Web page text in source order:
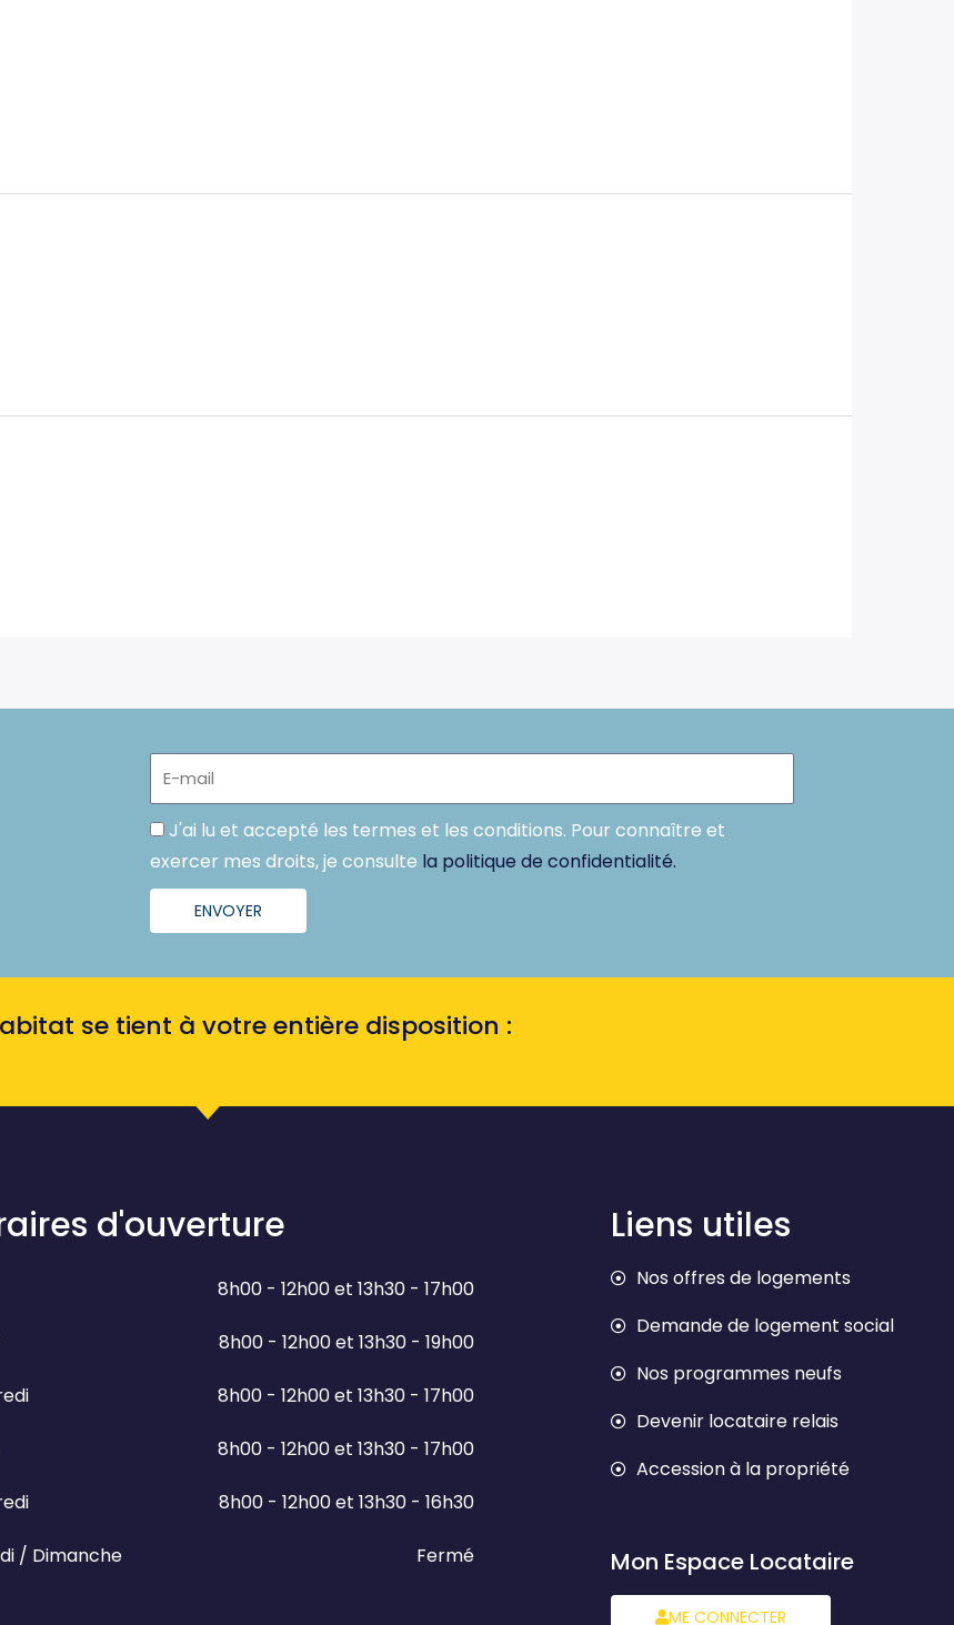
E-
mail
Politique
J'ai lu et accepté les termes et les conditions. Pour connaître et
exercer mes droits, je consulte la politique de confidentialité.
ENVOYER
se tient à votre entière disposition :
d'ouverture
8h00 - 12h00 et 13h30 - 17h00
8h00 - 12h00 et 13h30 - 19h00
8h00 - 12h00 et 13h30 - 17h00
8h00 - 12h00 et 13h30 - 17h00
8h00 - 12h00 et 13h30 - 16h30
/ Dimanche Fermé
Liens utiles
Nos offres de logements
Demande de logement social
Nos programmes neufs
Devenir locataire relais
Accession à la propriété
Mon Espace Locataire
ME CONNECTER